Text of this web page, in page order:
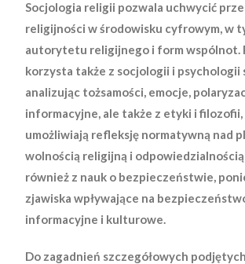
Socjologia religii pozwala uchwycić
religijności w środowisku cyfrowym, w
autorytetu religijnego i form wspólnot.
korzysta także z socjologii i psychologii
analizując tożsamości, emocje,
informacyjne, ale także z etyki i
umożliwiają refleksję normatywną nad
wolnością religijną i odpowiedzialnością
również z nauk o bezpieczeństwie,
zjawiska wpływające na
informacyjne i kulturowe.
Do zagadnień szczegółowych